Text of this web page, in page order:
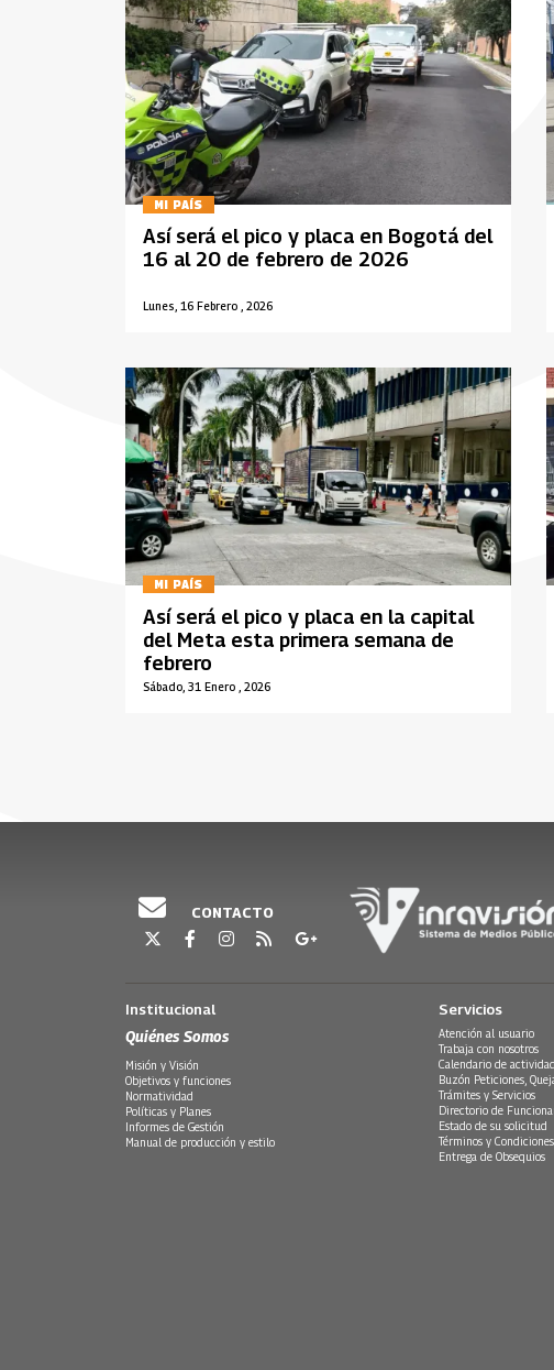
MI PAÍS
Lunes, 16 Febrero , 2026
Así será el pico y placa en Bogotá del
16 al 20 de febrero de 2026
MI PAÍS
Sábado, 31 Enero , 2026
Así será el pico y placa en la capital
del Meta esta primera semana de
febrero
CONTACTO
Institucional
Quiénes Somos
Misión y Visión
Objetivos y funciones
Normatividad
Políticas y Planes
Informes de Gestión
Manual de producción y estilo
Servicios
Atención al usuario
Trabaja con nosotros
Calendario de
Buzón Peticiones,
Trámites y Servicios
Directorio de
Estado de su solicitud
Términos y Condiciones
Entrega de Obsequios